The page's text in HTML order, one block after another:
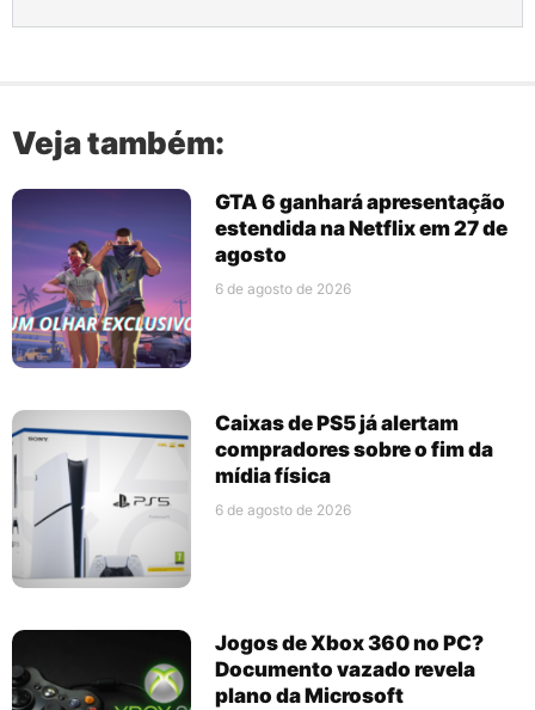
Veja também:
GTA 6 ganhará apresentação
estendida na Netflix em 27 de
agosto
6 de agosto de 2026
Caixas de PS5 já alertam
compradores sobre o fim da
mídia física
6 de agosto de 2026
Jogos de Xbox 360 no PC?
Documento vazado revela
plano da Microsoft